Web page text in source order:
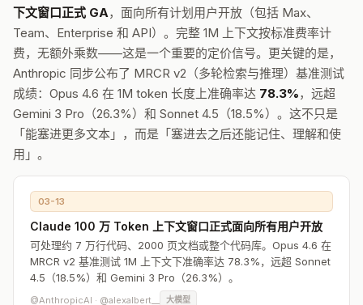
下文窗口正式 GA，面向所有计划用户开放（包括 Max、
Team、Enterprise 和 API）。完整 1M 上下文按标准费率计
费，无额外乘数——这是一个重要的定价信号。更关键的是，
Anthropic 同步公布了 MRCR v2（多轮检索与推理）基准测试
成绩：Opus 4.6 在 1M token 长度上准确率达 78.3%，远超
Gemini 3 Pro（26.3%）和 Sonnet 4.5（18.5%）。这不只是
「能塞进更多文本」，而是「塞进去之后还能记住、理解和使
用」。
03-13
Claude 100 万 Token 上下文窗口正式面向所有用户开放
可处理约 7 万行代码、2000 页文档或整个代码库。Opus 4.6 在
MRCR v2 基准测试 1M 上下文下准确率达 78.3%，远超 Sonnet
4.5（18.5%）和 Gemini 3 Pro（26.3%）。
@AnthropicAI · @alexalbert__ 大模型